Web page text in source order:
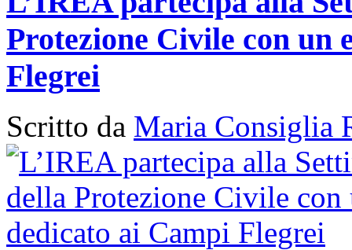
Protezione Civile con un
Flegrei
Scritto da Maria Consiglia